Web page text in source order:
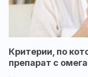
Критерии, по
препарат с